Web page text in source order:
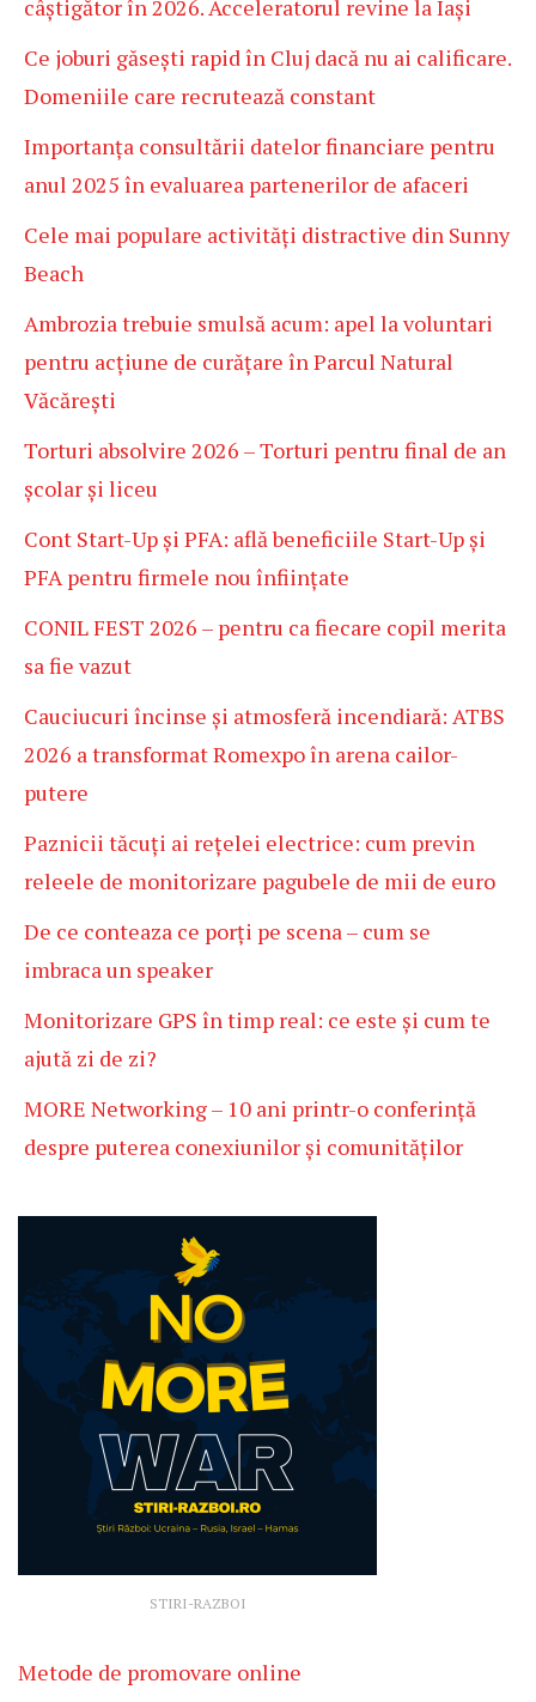
câștigător în 2026. Acceleratorul revine la Iași
Ce joburi găsești rapid în Cluj dacă nu ai calificare.
Domeniile care recrutează constant
Importanța consultării datelor financiare pentru
anul 2025 în evaluarea partenerilor de afaceri
Cele mai populare activități distractive din Sunny
Beach
Ambrozia trebuie smulsă acum: apel la voluntari
pentru acțiune de curățare în Parcul Natural
Văcărești
Torturi absolvire 2026 – Torturi pentru final de an
școlar și liceu
Cont Start-Up și PFA: află beneficiile Start-Up și
PFA pentru firmele nou înființate
CONIL FEST 2026 – pentru ca fiecare copil merita
sa fie vazut
Cauciucuri încinse și atmosferă incendiară: ATBS
2026 a transformat Romexpo în arena cailor-
putere
Paznicii tăcuți ai rețelei electrice: cum previn
releele de monitorizare pagubele de mii de euro
De ce conteaza ce porți pe scena – cum se
imbraca un speaker
Monitorizare GPS în timp real: ce este și cum te
ajută zi de zi?
MORE Networking – 10 ani printr-o conferință
despre puterea conexiunilor și comunităților
STIRI-RAZBOI
Metode de promovare online